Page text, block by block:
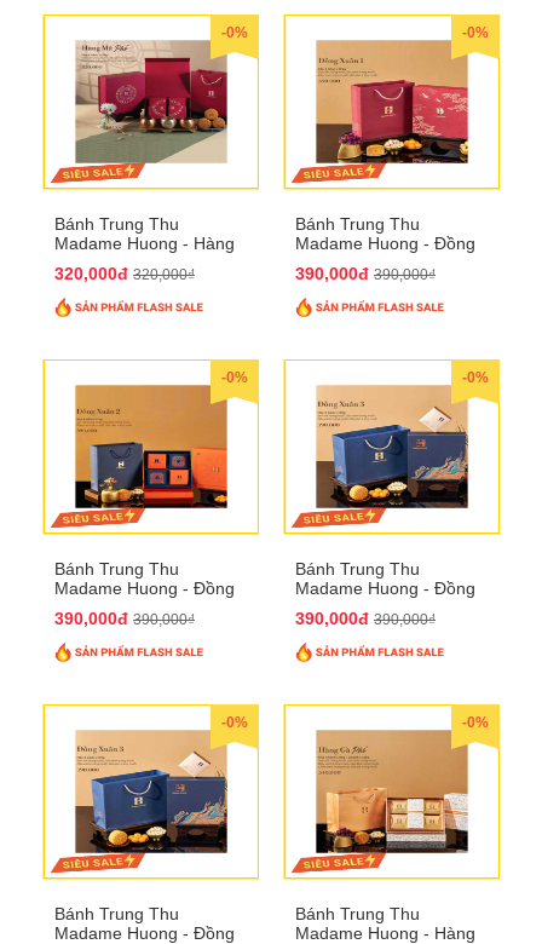
-0%
Bánh Trung Thu
Madame Huong - Hàng
320,000đ 320,000₫
-0%
Bánh Trung Thu
Madame Huong - Đồng
390,000đ 390,000₫
-0%
Bánh Trung Thu
Madame Huong - Đồng
390,000đ 390,000₫
-0%
Bánh Trung Thu
Madame Huong - Đồng
390,000đ 390,000₫
-0%
Bánh Trung Thu
Madame Huong - Đồng
-0%
Bánh Trung Thu
Madame Huong - Hàng